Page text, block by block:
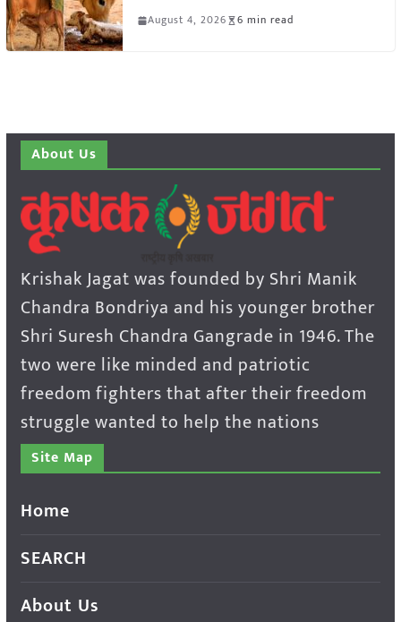
August 4, 2026 6 min read
About Us
Krishak Jagat was founded by Shri Manik
Chandra Bondriya and his younger brother
Shri Suresh Chandra Gangrade in 1946. The
two were like minded and patriotic
freedom fighters that after their freedom
struggle wanted to help the nations
Site Map
Home
SEARCH
About Us